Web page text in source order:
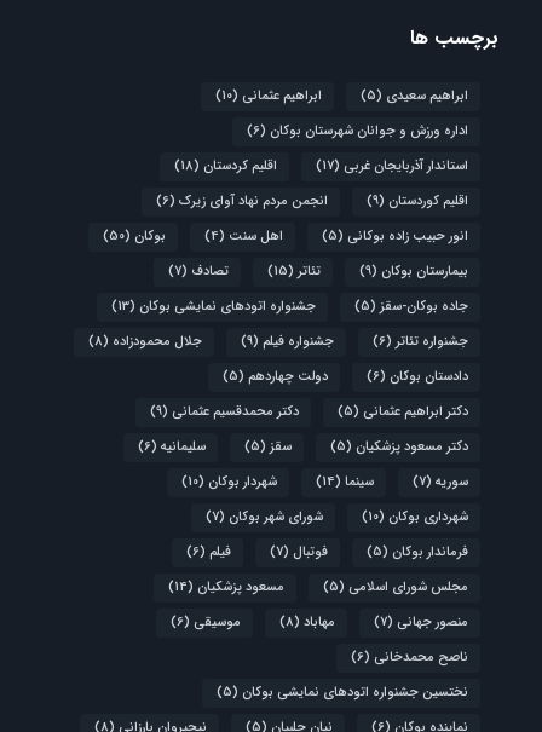
برچسب ها
ابراهیم سعیدی (5) ابراهیم عثمانی (10)
اداره ورزش و جوانان شهرستان بوکان (6)
استاندار آذربایجان غربی (17) اقلیم کردستان (18)
اقلیم کوردستان (9) انجمن مردم نهاد آوای زیرک (6)
انور حبیب زاده بوکانی (5) اهل سنت (4) بوکان (50)
بیمارستان بوکان (9) تئاتر (15) تصادف (7)
جاده بوکان-سقز (5) جشنواره اتودهای نمایشی بوکان (13)
جشنواره تئاتر (6) جشنواره فیلم (9) جلال محمودزاده (8)
دادستان بوکان (6) دولت چهاردهم (5)
دکتر ابراهیم عثمانی (5) دکتر محمدقسیم عثمانی (9)
دکتر مسعود پزشکیان (5) سقز (5) سلیمانیه (6)
سوریه (7) سینما (14) شهردار بوکان (10)
شهرداری بوکان (10) شورای شهر بوکان (7)
فرماندار بوکان (5) فوتبال (7) فیلم (6)
مجلس شورای اسلامی (5) مسعود پزشکیان (14)
منصور جهانی (7) مهاباد (8) موسیقی (6)
ناصح محمدخانی (6)
نختسین جشنواره اتودهای نمایشی بوکان (5)